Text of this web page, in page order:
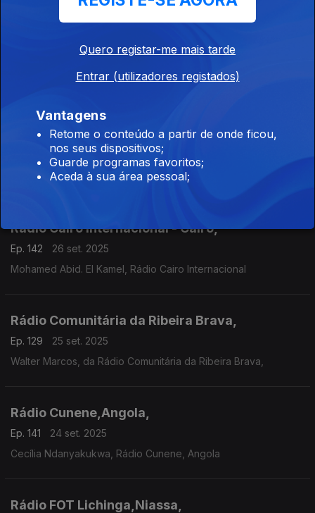
Radio Zumbo, Pemba,Cabo Delgado,
António Bote, Rádio Zumbo, Moçambique
Rádio Cunene, Angola
29 set. 2025
Cecília Ndanyakukwa, Rádio Cunene, Angola
Rádio Cairo Internacional - Cairo,
Ep. 142
26 set. 2025
Mohamed Abid. El Kamel, Rádio Cairo Internacional
Rádio Comunitária da Ribeira Brava,
Ep. 129
25 set. 2025
Walter Marcos, da Rádio Comunitária da Ribeira Brava,
Rádio Cunene,Angola,
Ep. 141
24 set. 2025
Cecília Ndanyakukwa, Rádio Cunene, Angola
Rádio FOT Lichinga,Niassa,
Quero registar-me mais tarde
Entrar (utilizadores registados)
Vantagens
Retome o conteúdo a partir de onde ficou,
nos seus dispositivos;
Guarde programas favoritos;
Aceda à sua área pessoal;